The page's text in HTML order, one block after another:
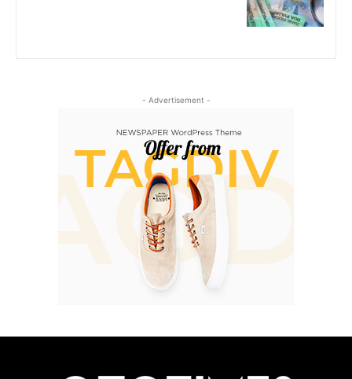
- Advertisement -